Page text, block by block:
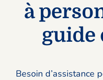
à
guide
Besoin d’assistance